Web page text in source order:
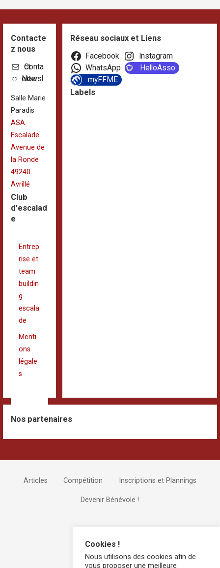
Contacte
z nous
Contact
Newsletter
Salle Marie
Paradis
ASA
Escalade
Avenue de
la Ronde
49240
Avrillé
Club
d'escalad
e
Entrep
rise et
team
buildin
g
escala
de
Menti
ons
légale
s
Réseau sociaux et Liens
Facebook
Instagram
WhatsApp
HelloAsso
myFFME
Labels
Nos partenaires
Articles Compétition Inscriptions et Plannings
Devenir Bénévole !
Cookies !
Nous utilisons des cookies afin de
vous proposer une meilleure